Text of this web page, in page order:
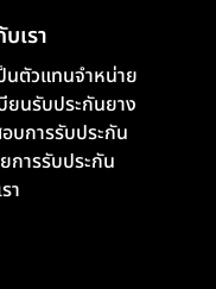
เรา
นตัวแทนจำหน่าย
ยนรับประกันยาง
บการรับประกัน
การรับประกัน
า